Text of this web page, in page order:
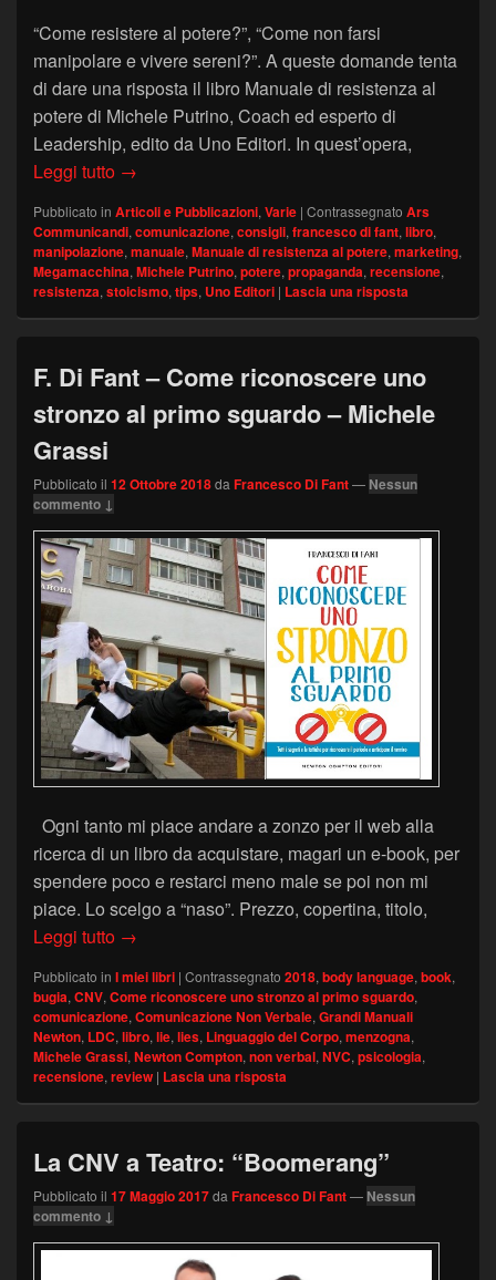
“Come resistere al potere?”, “Come non farsi
manipolare e vivere sereni?”. A queste domande tenta
di dare una risposta il libro Manuale di resistenza al
potere di Michele Putrino, Coach ed esperto di
Leadership, edito da Uno Editori. In quest’opera,
Leggi tutto “Manuale di resistenza al potere” – recensione
→
Pubblicato in Articoli e Pubblicazioni, Varie | Contrassegnato Ars
Communicandi, comunicazione, consigli, francesco di fant, libro,
manipolazione, manuale, Manuale di resistenza al potere, marketing,
Megamacchina, Michele Putrino, potere, propaganda, recensione,
resistenza, stoicismo, tips, Uno Editori | Lascia una risposta
F. Di Fant – Come riconoscere uno
stronzo al primo sguardo – Michele
Grassi
Pubblicato il 12 Ottobre 2018da Francesco Di Fant— Nessun
commento ↓
Ogni tanto mi piace andare a zonzo per il web alla
ricerca di un libro da acquistare, magari un e-book, per
spendere poco e restarci meno male se poi non mi
piace. Lo scelgo a “naso”. Prezzo, copertina, titolo,
Leggi tutto F. Di Fant – Come riconoscere uno stronzo al
→
Pubblicato in I miei libri | Contrassegnato 2018, body language, book,
bugia, CNV, Come riconoscere uno stronzo al primo sguardo,
comunicazione, Comunicazione Non Verbale, Grandi Manuali
Newton, LDC, libro, lie, lies, Linguaggio del Corpo, menzogna,
Michele Grassi, Newton Compton, non verbal, NVC, psicologia,
recensione, review | Lascia una risposta
La CNV a Teatro: “Boomerang”
Pubblicato il 17 Maggio 2017da Francesco Di Fant— Nessun
commento ↓